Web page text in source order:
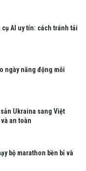
AI uy tín: cách tránh tải
ngày năng động mỗi
Ukraina sang Việt
an toàn
bộ marathon bền bỉ và